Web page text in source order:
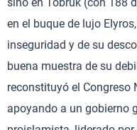
en el buque de lujo
inseguridad y de su
buena muestra de su
reconstituyó el Congreso
apoyando a un gobierno